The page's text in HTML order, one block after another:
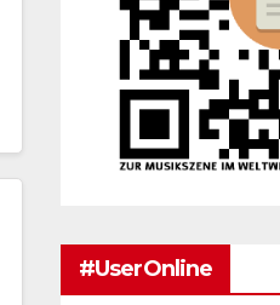
#UserOnline